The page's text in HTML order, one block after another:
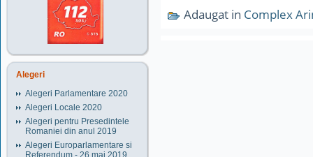
Alegeri
Alegeri Parlamentare 2020
Alegeri Locale 2020
Alegeri pentru Presedintele
Romaniei din anul 2019
Alegeri Europarlamentare si
Referendum - 26 mai 2019
Adaugat in Complex